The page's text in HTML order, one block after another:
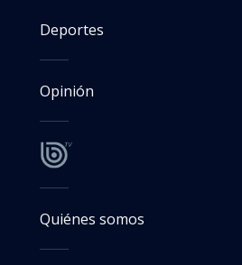
Deportes
Opinión
Quiénes somos